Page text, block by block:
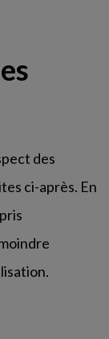
des
ci-après. En